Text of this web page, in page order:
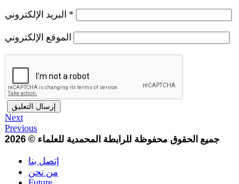
*
الموقع الإلكتروني
Next
Previous
2026 © جميع الحقوق محفوظة للرابطة المحمدية للعلماء
إتصل بنا
من نحن